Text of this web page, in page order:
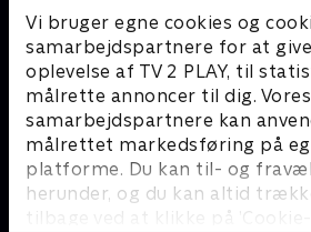
Vi bruger egne cookies og
samarbejdspartnere for at
oplevelse af TV 2 PLAY, til
målrette annoncer til dig. Vores
samarbejdspartnere kan
målrettet markedsføring på
platforme. Du kan til- og
herunder, og du kan altid
tilbage ved at klikke på
Hvem vil være millionær?
Quiz-shows • 4 sæsoner